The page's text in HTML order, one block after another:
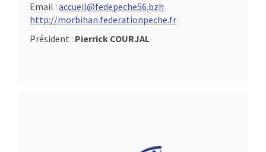
Email : accueil@fedepeche56.bzh
http://morbihan.federationpeche.fr
Président : Pierrick COURJAL